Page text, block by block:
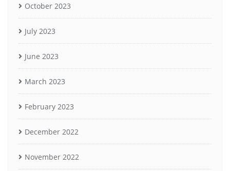
October 2023
July 2023
June 2023
March 2023
February 2023
December 2022
November 2022